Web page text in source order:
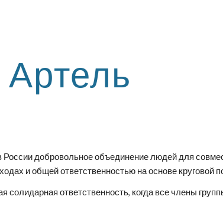
Артель
России добровольное объединение людей для
и общей ответственностью на основе круговой
солидарная ответственность, когда все члены